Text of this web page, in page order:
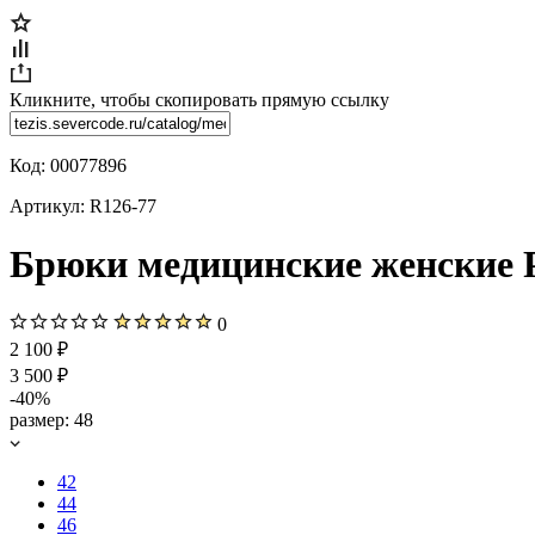
Кликните, чтобы скопировать прямую ссылку
Код: 00077896
Артикул: R126-77
Брюки медицинские женские
0
2 100 ₽
3 500 ₽
-40%
размер: 48
42
44
46